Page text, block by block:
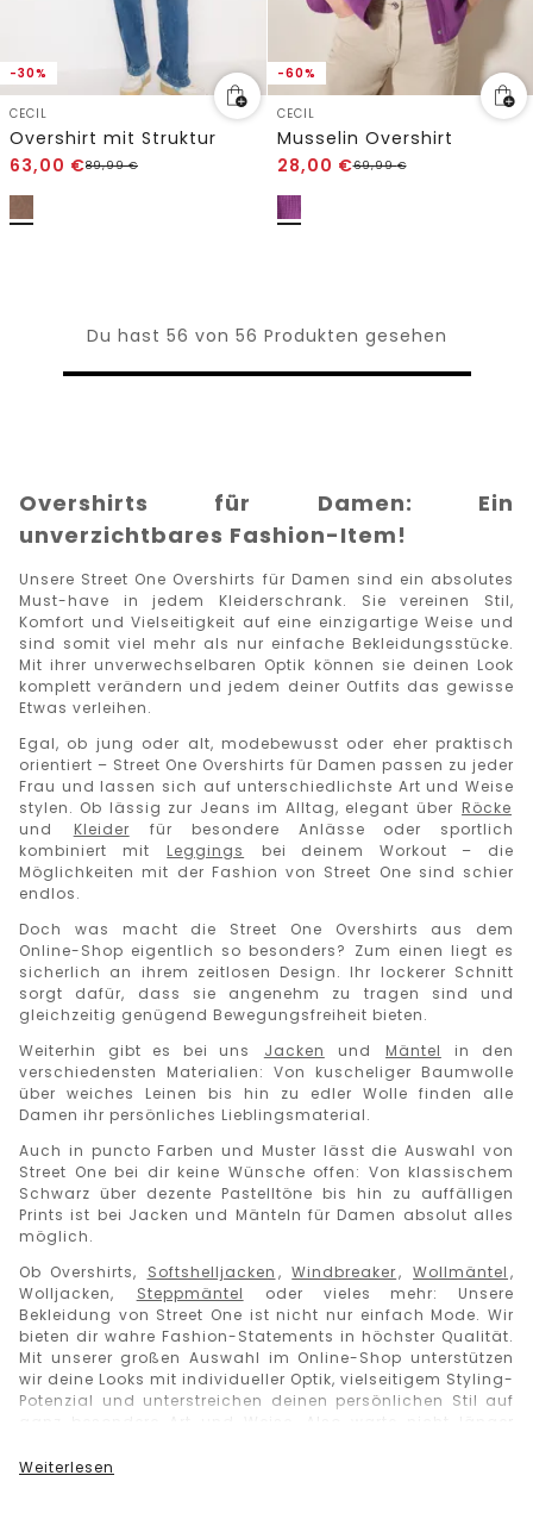
-30%
CECIL
Overshirt mit Struktur
63,00 €89,99€
-60%
CECIL
Musselin Overshirt
28,00 €69,99€
Du hast 56 von 56 Produkten gesehen
Overshirts für Damen: Ein
unverzichtbares Fashion-Item!
Unsere Street One Overshirts für Damen sind ein absolutes
Must-have in jedem Kleiderschrank. Sie vereinen Stil,
Komfort und Vielseitigkeit auf eine einzigartige Weise und
sind somit viel mehr als nur einfache Bekleidungsstücke.
Mit ihrer unverwechselbaren Optik können sie deinen Look
komplett verändern und jedem deiner Outfits das gewisse
Etwas verleihen.
Egal, ob jung oder alt, modebewusst oder eher praktisch
orientiert – Street One Overshirts für Damen passen zu jeder
Frau und lassen sich auf unterschiedlichste Art und Weise
stylen. Ob lässig zur Jeans im Alltag, elegant über Röcke
und
Kleider
für besondere Anlässe oder sportlich
kombiniert mit
Leggings
bei deinem Workout – die
Möglichkeiten mit der Fashion von Street One sind schier
endlos.
Doch was macht die Street One Overshirts aus dem
Online-Shop eigentlich so besonders? Zum einen liegt es
sicherlich an ihrem zeitlosen Design. Ihr lockerer Schnitt
sorgt dafür, dass sie angenehm zu tragen sind und
gleichzeitig genügend Bewegungsfreiheit bieten.
Weiterhin gibt es bei uns
Jacken und Mäntel
in den
verschiedensten Materialien: Von kuscheliger Baumwolle
über weiches Leinen bis hin zu edler Wolle finden alle
Damen ihr persönliches Lieblingsmaterial.
Auch in puncto Farben und Muster lässt die Auswahl von
Street One bei dir keine Wünsche offen: Von klassischem
Schwarz über dezente Pastelltöne bis hin zu auffälligen
Prints ist bei Jacken und Mänteln für Damen absolut alles
möglich.
Ob Overshirts,
Softshelljacken , Windbreaker, Wollmäntel ,
Wolljacken,
Steppmäntel
oder vieles mehr: Unsere
Bekleidung von Street One ist nicht nur einfach Mode. Wir
bieten dir wahre Fashion-Statements in höchster Qualität.
Mit unserer großen Auswahl im Online-Shop unterstützen
wir deine Looks mit individueller Optik, vielseitigem Styling-
Potenzial und unterstreichen deinen persönlichen Stil auf
Street One!
Weiterlesen